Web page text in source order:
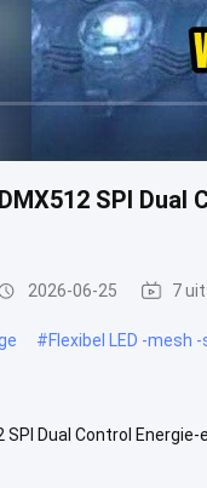
SPI
2026-06-25 7
#Flexibel LED -mesh
SPI Dual Control